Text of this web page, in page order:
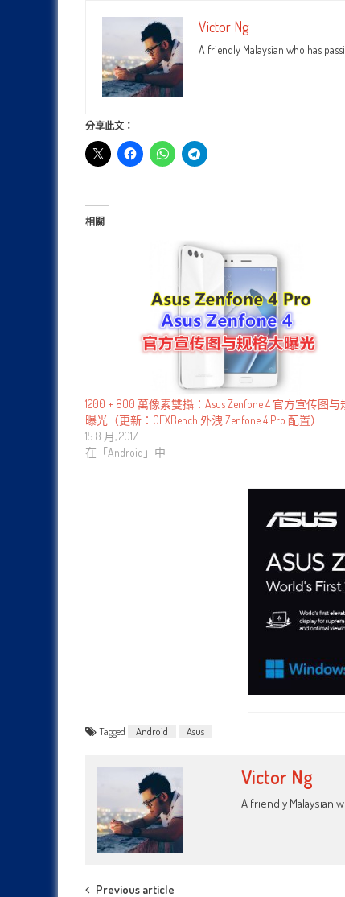
Victor Ng
A friendly Malaysian who has
分享此文：
相關
1200 + 800 萬像素雙攝：Asus Zenfone 4 官方宣传图
曝光（更新：GFXBench 外洩 Zenfone 4 Pro 配置）
15 8 月, 2017
在「Android」中
Tagged Android Asus
Victor Ng
A friendly Malaysian
Previous article